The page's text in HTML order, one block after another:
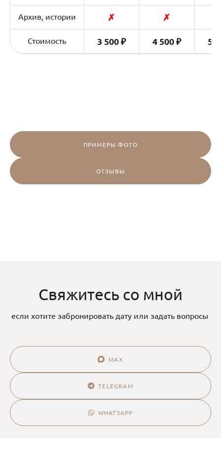
Архив, истории ✗ ✗
Стоимость 3 500 ₽ 4 500 ₽ 5
ПРИМЕРЫ ФОТО
ОТЗЫВЫ
Свяжитесь со мной
если хотите забронировать дату или задать вопросы
MAX
TELEGRAM
WHATSAPP